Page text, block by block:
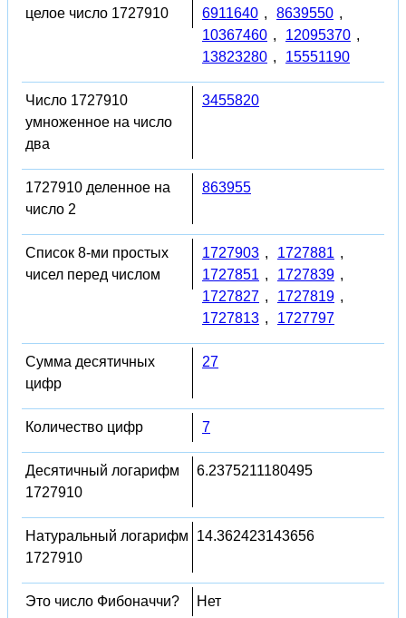
целое число 1727910
6911640 , 8639550 ,
10367460 , 12095370 ,
13823280 , 15551190
Число 1727910
умноженное на число
два
3455820
1727910 деленное на
число 2
863955
Список 8-ми простых
чисел перед числом
1727903 , 1727881 ,
1727851 , 1727839 ,
1727827 , 1727819 ,
1727813 , 1727797
Сумма десятичных
цифр
27
Количество цифр 7
Десятичный логарифм
1727910
6.2375211180495
Натуральный логарифм
1727910
14.362423143656
Это число Фибоначчи? Нет